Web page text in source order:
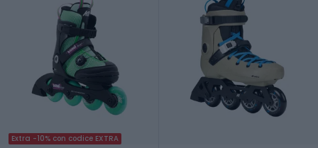
Extra -10% con codice EXTRA